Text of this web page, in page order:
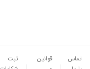
تماس
قوانین
ثبت